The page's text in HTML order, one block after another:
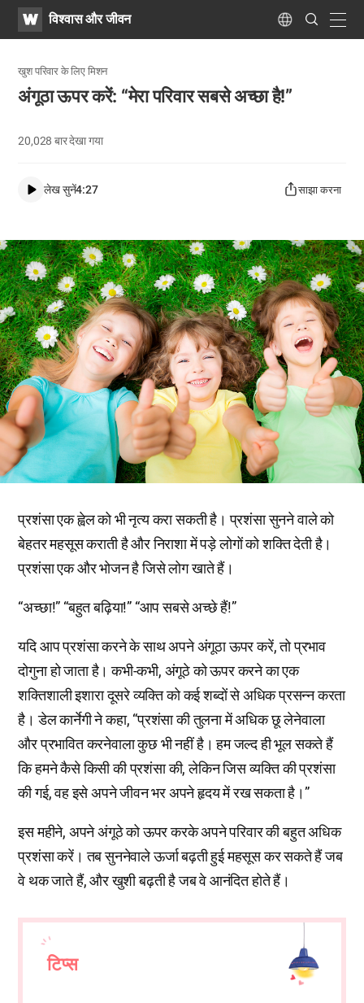
WATVविश्वास और जीवन Language
Search
Submit
खुश परिवार के लिए मिशन
अंगूठा ऊपर करें: “मेरा परिवार सबसे अच्छा है!”
20,028बार देखा गया
लेख सुनें4:27 साझा करना
प्रशंसा एक ह्वेल को भी नृत्य करा सकती है। प्रशंसा सुनने वाले को
बेहतर महसूस कराती है और निराशा में पड़े लोगों को शक्ति देती है।
प्रशंसा एक और भोजन है जिसे लोग खाते हैं।
“अच्छा!” “बहुत बढ़िया!” “आप सबसे अच्छे हैं!”
यदि आप प्रशंसा करने के साथ अपने अंगूठा ऊपर करें, तो प्रभाव
दोगुना हो जाता है। कभी-कभी, अंगूठे को ऊपर करने का एक
शक्तिशाली इशारा दूसरे व्यक्ति को कई शब्दों से अधिक प्रसन्न करता
है। डेल कार्नेगी ने कहा, “प्रशंसा की तुलना में अधिक छू लेनेवाला
और प्रभावित करनेवाला कुछ भी नहीं है। हम जल्द ही भूल सकते हैं
कि हमने कैसे किसी की प्रशंसा की, लेकिन जिस व्यक्ति की प्रशंसा
की गई, वह इसे अपने जीवन भर अपने हृदय में रख सकता है।”
इस महीने, अपने अंगूठे को ऊपर करके अपने परिवार की बहुत अधिक
प्रशंसा करें। तब सुननेवाले ऊर्जा बढ़ती हुई महसूस कर सकते हैं जब
वे थक जाते हैं, और खुशी बढ़ती है जब वे आनंदित होते हैं।
टिप्स